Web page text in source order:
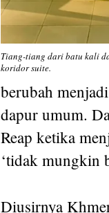
Tiang-tiang dari batu kali
koridor suite.
berubah
dapur umum.
Reap ketika
‘tidak mungkin
Diusirnya